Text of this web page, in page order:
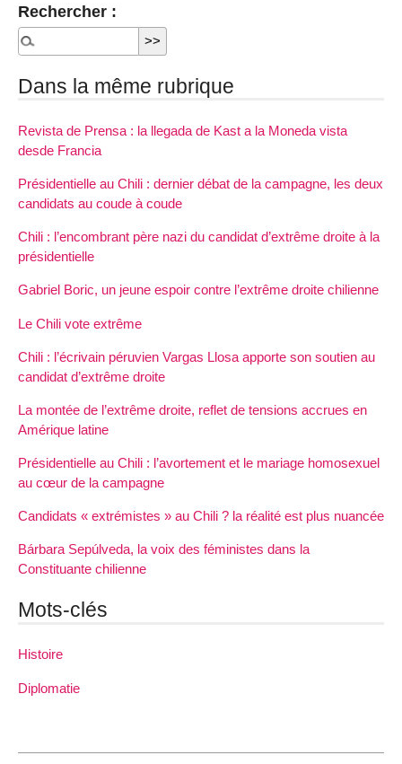
Rechercher :
Dans la même rubrique
Revista de Prensa : la llegada de Kast a la Moneda vista
desde Francia
Présidentielle au Chili : dernier débat de la campagne, les deux
candidats au coude à coude
Chili : l’encombrant père nazi du candidat d’extrême droite à la
présidentielle
Gabriel Boric, un jeune espoir contre l’extrême droite chilienne
Le Chili vote extrême
Chili : l’écrivain péruvien Vargas Llosa apporte son soutien au
candidat d’extrême droite
La montée de l’extrême droite, reflet de tensions accrues en
Amérique latine
Présidentielle au Chili : l’avortement et le mariage homosexuel
au cœur de la campagne
Candidats « extrémistes » au Chili ? la réalité est plus nuancée
Bárbara Sepúlveda, la voix des féministes dans la
Constituante chilienne
Mots-clés
Histoire
Diplomatie